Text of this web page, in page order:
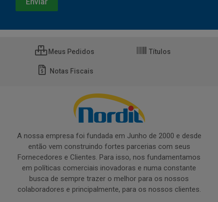
Meus Pedidos Títulos
Notas Fiscais
A nossa empresa foi fundada em Junho de 2000 e desde
então vem construindo fortes parcerias com seus
Fornecedores e Clientes. Para isso, nos fundamentamos
em políticas comerciais inovadoras e numa constante
busca de sempre trazer o melhor para os nossos
colaboradores e principalmente, para os nossos clientes.